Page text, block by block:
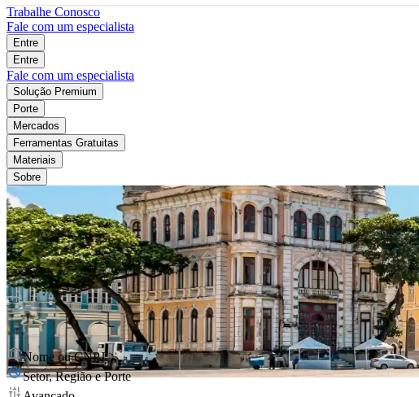
Trabalhe Conosco
Fale com um especialista
Entre
Entre
Fale com um especialista
Solução Premium
Porte
Mercados
Ferramentas Gratuitas
Materiais
Sobre
Nome ou CNPJ
Setor, Região e Porte